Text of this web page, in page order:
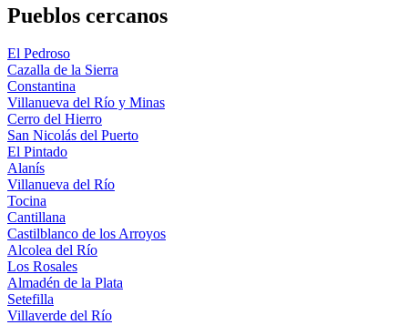
Pueblos cercanos
El Pedroso
Cazalla de la Sierra
Constantina
Villanueva del Río y Minas
Cerro del Hierro
San Nicolás del Puerto
El Pintado
Alanís
Villanueva del Río
Tocina
Cantillana
Castilblanco de los Arroyos
Alcolea del Río
Los Rosales
Almadén de la Plata
Setefilla
Villaverde del Río